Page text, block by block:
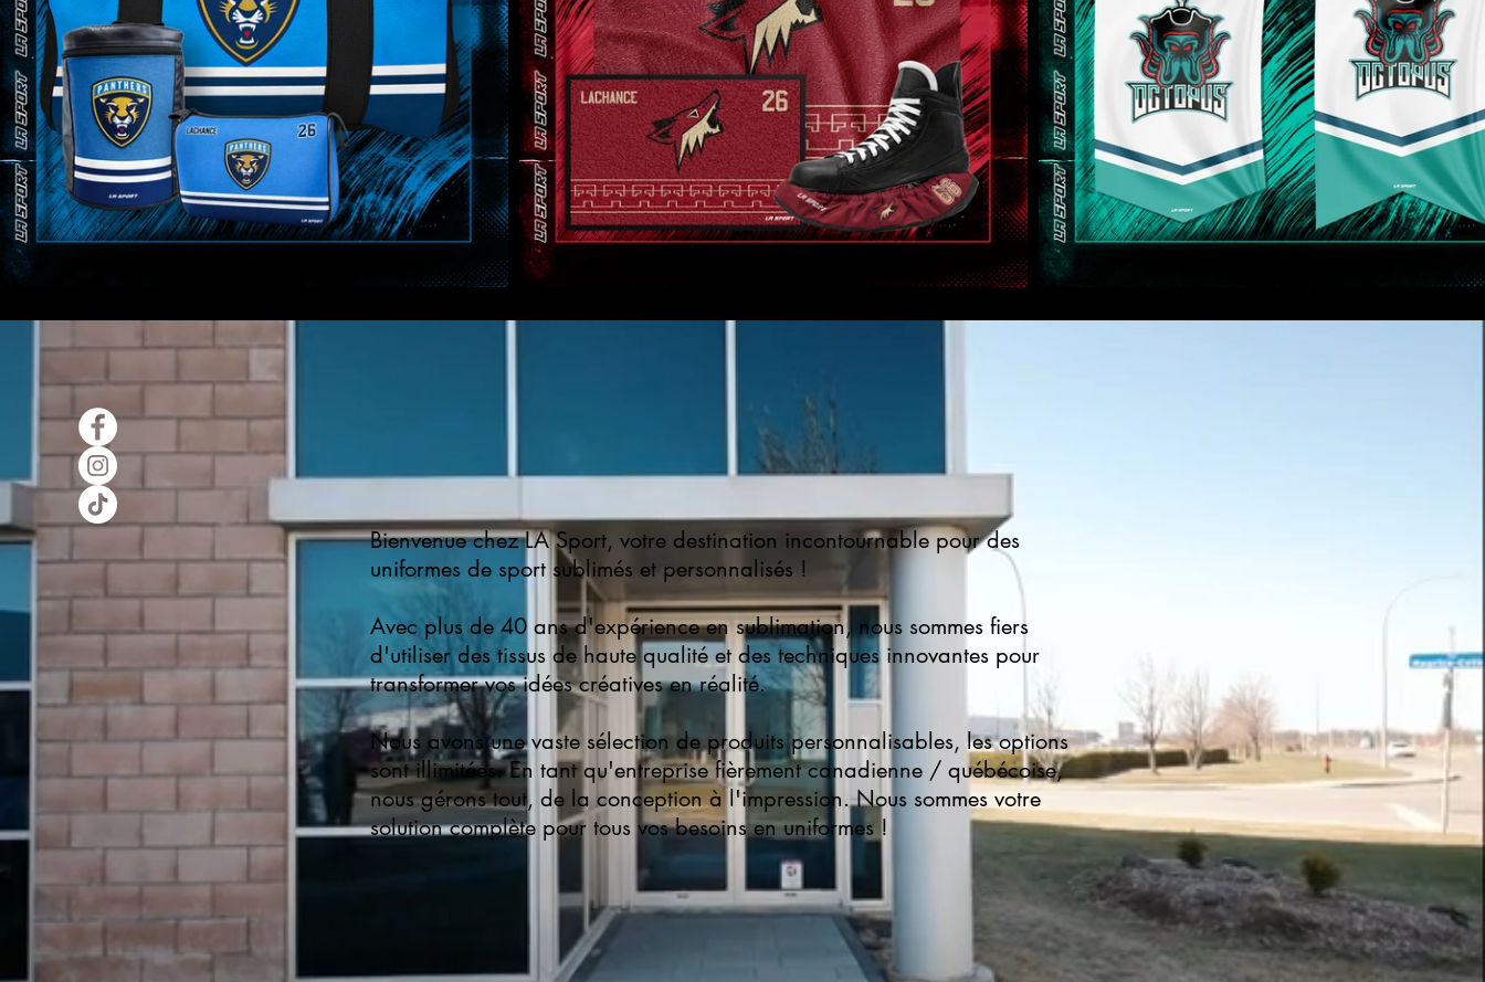
Bienvenue chez LA Sport, votre destination incontournable pour des
uniformes de sport sublimés et personnalisés !
Avec plus de 40 ans d'expérience en sublimation, nous sommes fiers
d'utiliser des tissus de haute qualité et des techniques innovantes pour
transformer vos idées créatives en réalité.
Nous avons une vaste sélection de produits personnalisables, les options
sont illimitées. En tant qu'entreprise fièrement canadienne / québécoise,
nous gérons tout, de la conception à l'impression. Nous sommes votre
solution complète pour tous vos besoins en uniformes !
PROPOS